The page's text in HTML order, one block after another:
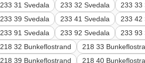
233 31 Svedala
233 32 Svedala 233 33
233 39 Svedala
233 41 Svedala 233 42
233 91 Svedala
233 92 Svedala 233 93
218 32 Bunkeflostrand
218 33
218 39 Bunkeflostrand
218 40